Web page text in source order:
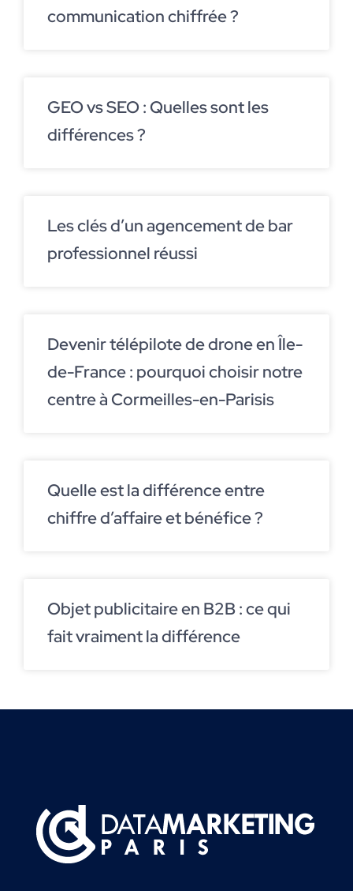
communication chiffrée ?
GEO vs SEO : Quelles sont les
différences ?
Les clés d’un agencement de bar
professionnel réussi
Devenir télépilote de drone en Île-
de-France : pourquoi choisir notre
centre à Cormeilles-en-Parisis
Quelle est la différence entre
chiffre d’affaire et bénéfice ?
Objet publicitaire en B2B : ce qui
fait vraiment la différence